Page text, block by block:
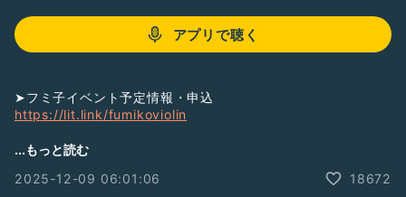
アプリで聴く
➤フミ子イベント予定情報・申込
https://lit.link/fumikoviolin
【イベントスケジュール】
12/12 ニコ生
...もっと読む
2025-12-09 06:01:06
18672